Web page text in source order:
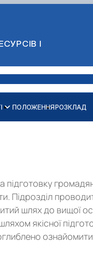
І
ПОЛОЖЕННЯРОЗКЛАД
підготовку
шлях до вищої
якісної